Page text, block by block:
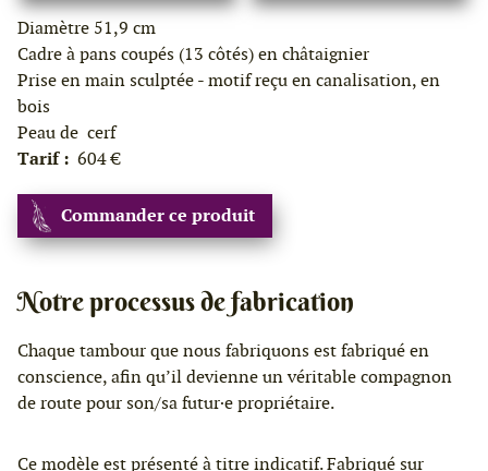
Diamètre 51,9 cm
Cadre à pans coupés (13 côtés) en châtaignier
Prise en main sculptée - motif reçu en canalisation, en
bois
Peau de cerf
Tarif : 604 €
Commander ce produit
Notre processus de fabrication
Chaque tambour que nous fabriquons est fabriqué en
conscience, afin qu’il devienne un véritable compagnon
de route pour son/sa futur·e propriétaire.
Ce modèle est présenté à titre indicatif. Fabriqué sur